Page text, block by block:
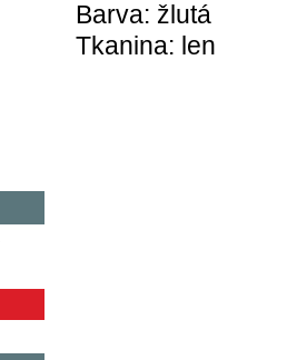
Barva: žlutá
Tkanina: len